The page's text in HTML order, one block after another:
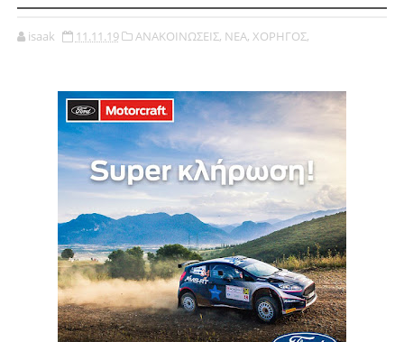
isaak 11.11.19 ΑΝΑΚΟΙΝΩΣΕΙΣ, ΝΕΑ, ΧΟΡΗΓΟΣ,